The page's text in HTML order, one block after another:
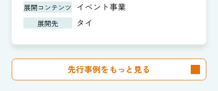
展開コンテンツ イベント事業
展開先 タイ
先行事例をもっと見る